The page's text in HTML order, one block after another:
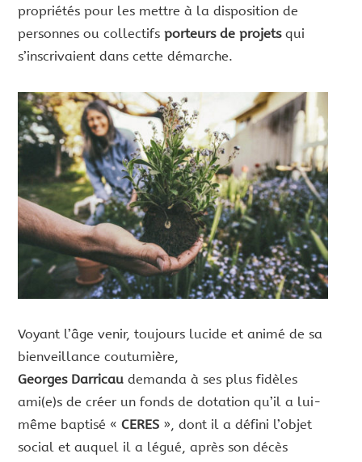
propriétés pour les mettre à la disposition de
personnes ou collectifsporteurs de projetsqui
s’inscrivaient dans cette démarche.
Voyant l’âge venir, toujours lucide et animé de sa
bienveillance coutumière,
Georges Darricau demanda à ses plus fidèles
ami(e)s de créer un fonds de dotation qu’il a lui-
même baptisé «CERES », dont il a défini l’objet
social et auquel il a légué, après son décès